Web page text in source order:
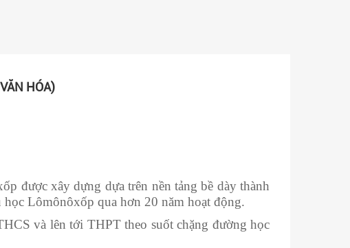
HÓA)
được xây dựng dựa trên nền tảng bề dày thành
Lômônôxốp qua hơn 20 năm hoạt động.
và lên tới THPT theo suốt chặng đường học